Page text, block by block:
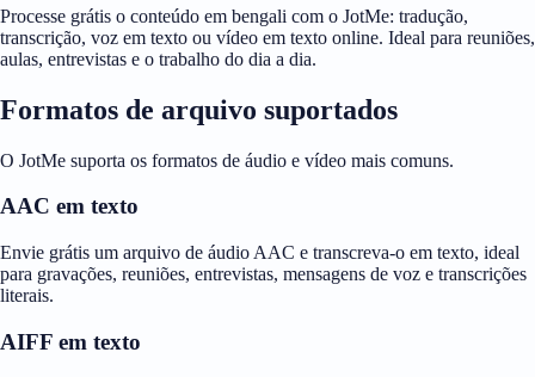
Processe grátis o conteúdo em bengali com o JotMe: tradução,
transcrição, voz em texto ou vídeo em texto online. Ideal para reuniões,
aulas, entrevistas e o trabalho do dia a dia.
Formatos de arquivo suportados
O JotMe suporta os formatos de áudio e vídeo mais comuns.
AAC em texto
Envie grátis um arquivo de áudio AAC e transcreva-o em texto, ideal
para gravações, reuniões, entrevistas, mensagens de voz e transcrições
literais.
AIFF em texto